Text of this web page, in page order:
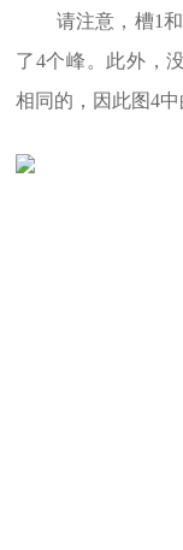
请注意，槽1
了4个峰。此外
相同的，因此图4